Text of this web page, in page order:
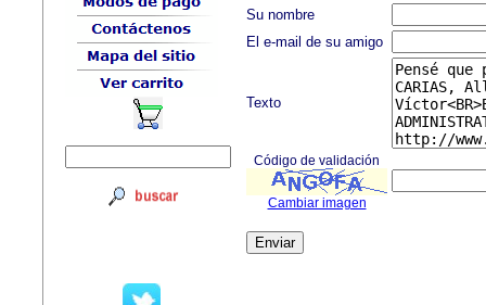
Su nombre
El e-mail de su amigo
Texto
Código de validación
Cambiar imagen